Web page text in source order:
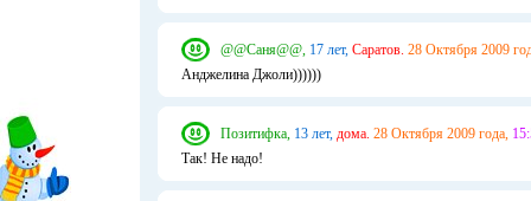
@@Саня@@, 17 лет, Саратов. 28 Октября 2009
Анджелина Джоли))))))
Позитифка, 13 лет, дома. 28 Октября 2009 года,
Так! Не надо!